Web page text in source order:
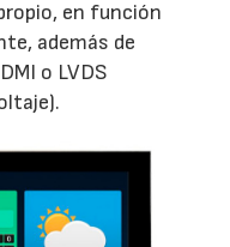
en función
además de
o LVDS